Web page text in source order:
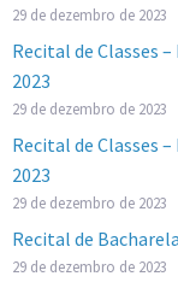
29 de dezembro de 2023
Recital de Classes
2023
29 de dezembro de 2023
Recital de Classes
2023
29 de dezembro de 2023
Recital de
29 de dezembro de 2023